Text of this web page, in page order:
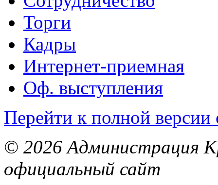
Торги
Кадры
Интернет-приемная
Оф. выступления
Перейти к полной версии
© 2026 Администрация
официальный сайт